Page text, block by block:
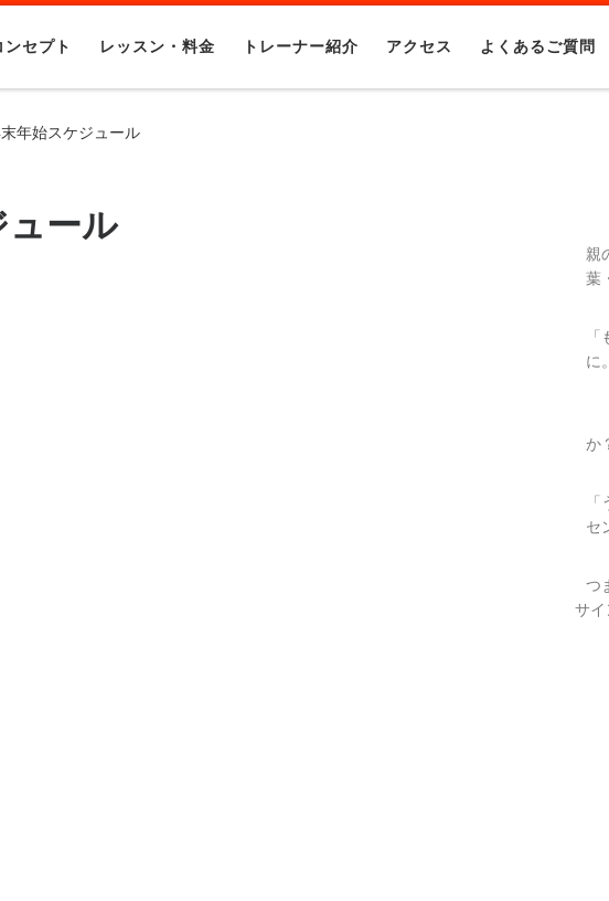
ンセプト レッスン・料金 トレーナー紹介 アクセス よくあるご質問
年始スケジュール
ュール
親
葉
に
か
セ
つ
サイ